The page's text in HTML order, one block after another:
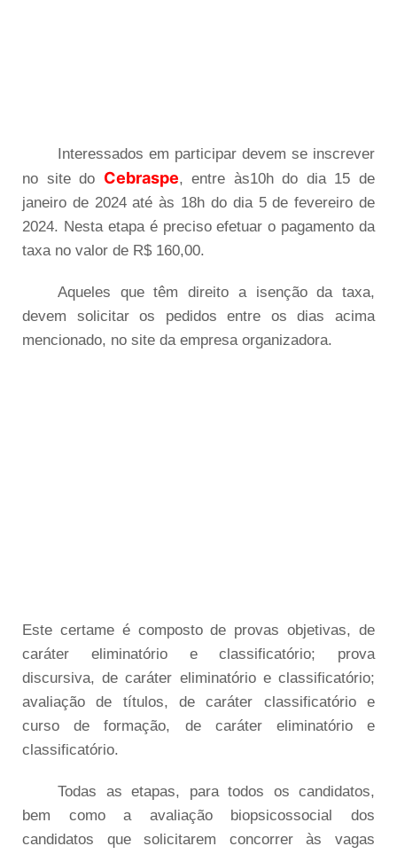
Interessados em participar devem se inscrever
no site do Cebraspe, entre às10h do dia 15 de
janeiro de 2024 até às 18h do dia 5 de fevereiro de
2024. Nesta etapa é preciso efetuar o pagamento da
taxa no valor de R$ 160,00.
Aqueles que têm direito a isenção da taxa,
devem solicitar os pedidos entre os dias acima
mencionado, no site da empresa organizadora.
Este certame é composto de provas objetivas, de
caráter eliminatório e classificatório; prova
discursiva, de caráter eliminatório e classificatório;
avaliação de títulos, de caráter classificatório e
curso de formação, de caráter eliminatório e
classificatório.
Todas as etapas, para todos os candidatos,
bem como a avaliação biopsicossocial dos
candidatos que solicitarem concorrer às vagas